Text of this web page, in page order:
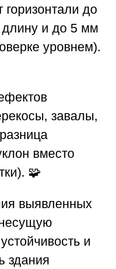
горизонтали до
и до 5 мм
уровнем).
завалы,
вместо
🧩
выявленных
и
здания